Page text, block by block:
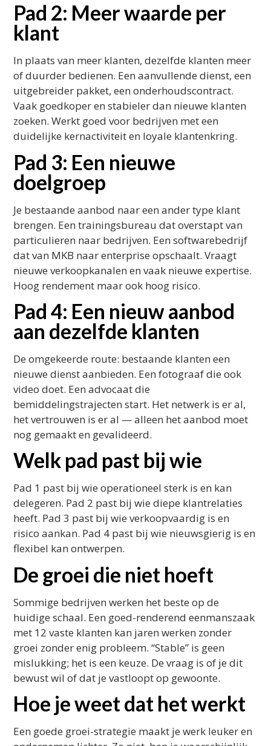
Pad 2: Meer waarde per
klant
In plaats van meer klanten, dezelfde klanten meer
of duurder bedienen. Een aanvullende dienst, een
uitgebreider pakket, een onderhoudscontract.
Vaak goedkoper en stabieler dan nieuwe klanten
zoeken. Werkt goed voor bedrijven met een
duidelijke kernactiviteit en loyale klantenkring.
Pad 3: Een nieuwe
doelgroep
Je bestaande aanbod naar een ander type klant
brengen. Een trainingsbureau dat overstapt van
particulieren naar bedrijven. Een softwarebedrijf
dat van MKB naar enterprise opschaalt. Vraagt
nieuwe verkoopkanalen en vaak nieuwe expertise.
Hoog rendement maar ook hoog risico.
Pad 4: Een nieuw aanbod
aan dezelfde klanten
De omgekeerde route: bestaande klanten een
nieuwe dienst aanbieden. Een fotograaf die ook
video doet. Een advocaat die
bemiddelingstrajecten start. Het netwerk is er al,
het vertrouwen is er al — alleen het aanbod moet
nog gemaakt en gevalideerd.
Welk pad past bij wie
Pad 1 past bij wie operationeel sterk is en kan
delegeren. Pad 2 past bij wie diepe klantrelaties
heeft. Pad 3 past bij wie verkoopvaardig is en
risico aankan. Pad 4 past bij wie nieuwsgierig is en
flexibel kan ontwerpen.
De groei die niet hoeft
Sommige bedrijven werken het beste op de
huidige schaal. Een goed-renderend eenmanszaak
met 12 vaste klanten kan jaren werken zonder
groei zonder enig probleem. “Stable” is geen
mislukking; het is een keuze. De vraag is of je dit
bewust wil of dat je vastloopt op gewoonte.
Hoe je weet dat het werkt
Een goede groei-strategie maakt je werk leuker en